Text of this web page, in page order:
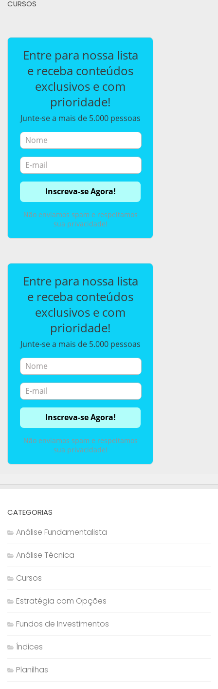
CURSOS
Entre para nossa lista
e receba conteúdos
exclusivos e com
prioridade!
Junte-se a mais de 5.000 pessoas
Não enviamos spam e respeitamos
sua privacidade!
Entre para nossa lista
e receba conteúdos
exclusivos e com
prioridade!
Junte-se a mais de 5.000 pessoas
Não enviamos spam e respeitamos
sua privacidade!
CATEGORIAS
Análise Fundamentalista
Análise Técnica
Cursos
Estratégia com Opções
Fundos de Investimentos
Índices
Planilhas